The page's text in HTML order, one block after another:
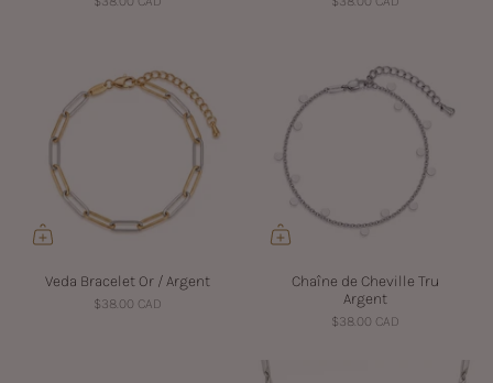
Veda Bracelet Or / Argent
$38.00 CAD
Chaîne de Cheville Tru
Argent
$38.00 CAD